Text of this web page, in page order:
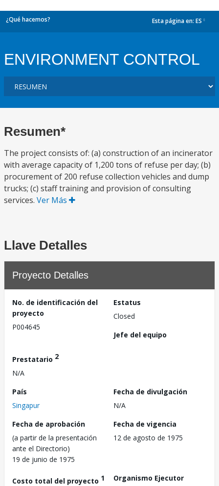
¿Qué hacemos? Esta página en: ES
ENVIRONMENT CONTROL
Resumen*
The project consists of: (a) construction of an incinerator
with average capacity of 1,200 tons of refuse per day; (b)
procurement of 200 refuse collection vehicles and dump
trucks; (c) staff training and provision of consulting
services. Ver Más
Llave Detalles
Proyecto Detalles
No. de identificación del
proyecto
P004645
Estatus
Closed
Jefe del equipo
Prestatario 2
N/A
País
Singapur
Fecha de divulgación
N/A
Fecha de aprobación
(a partir de la presentación
ante el Directorio)
19 de junio de 1975
Fecha de vigencia
12 de agosto de 1975
Costo total del proyecto 1
Organismo Ejecutor